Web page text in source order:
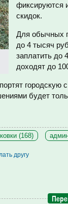
фиксируются
скидок.
Для обычных
до 4 тысяч
заплатить до
доходят до
городскую
будет
(168)
другу